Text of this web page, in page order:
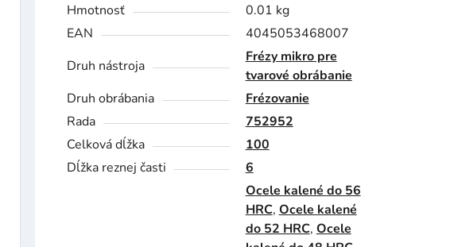
Hmotnosť
0.01 kg
EAN
4045053468007
Druh nástroja
Frézy mikro pre
tvarové obrábanie
Druh obrábania
Frézovanie
Rada
752952
Celková dĺžka
100
Dĺžka reznej časti
6
Ocele kalené do 56
HRC, Ocele kalené
do 52 HRC, Ocele